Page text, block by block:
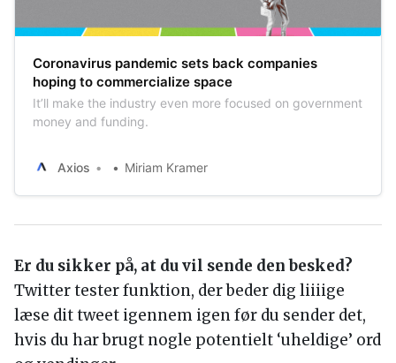
Coronavirus pandemic sets back companies
hoping to commercialize space
It’ll make the industry even more focused on government
money and funding.
Axios Miriam Kramer
Er du sikker på, at du vil sende den besked?
Twitter tester funktion, der beder dig liiiige
læse dit tweet igennem igen før du sender det,
hvis du har brugt nogle potentielt ‘uheldige’ ord